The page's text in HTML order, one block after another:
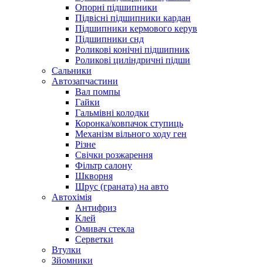
Опорні підшипники
Підвісні підшипники кардан
Підшипники кермового керув
Підшипники снд
Роликові конічні підшипник
Роликові циліндричні підши
Сальники
Автозапчастини
Вал помпы
Гайки
Гальмівні колодки
Коронка/ковпачок ступиць
Механізм вільного ходу ген
Різне
Свічки розжарення
Фільтр салону
Шкворня
Шрус (граната) на авто
Автохімія
Антифриз
Клей
Омивач стекла
Серветки
Втулки
Зйомники